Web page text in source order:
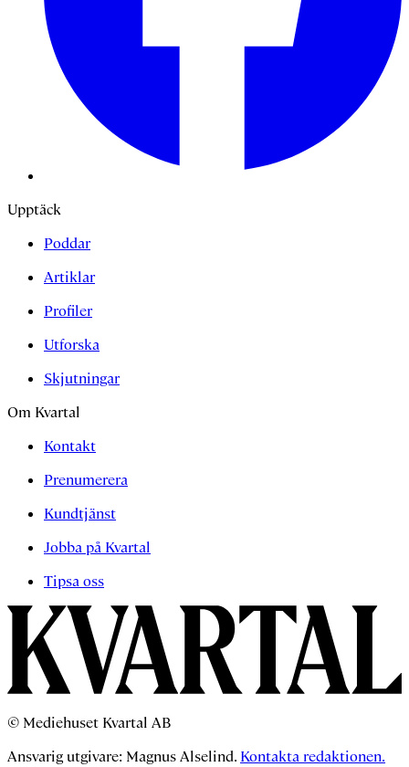
Upptäck
Poddar
Artiklar
Profiler
Utforska
Skjutningar
Om Kvartal
Kontakt
Prenumerera
Kundtjänst
Jobba på Kvartal
Tipsa oss
© Mediehuset Kvartal AB
Ansvarig utgivare: Magnus Alselind. Kontakta redaktionen.